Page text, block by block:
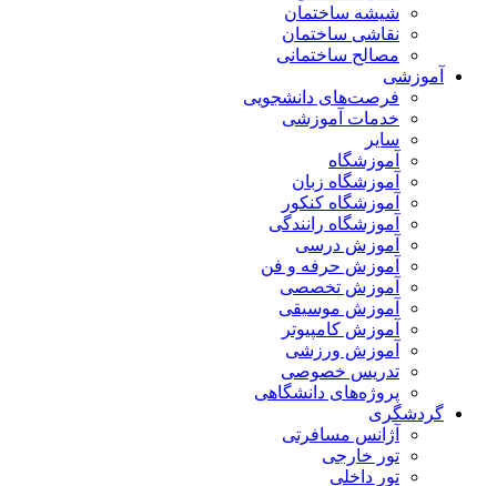
شیشه ساختمان
نقاشی ساختمان
مصالح ساختمانی
آموزشی
فرصت‌های دانشجویی
خدمات آموزشی
سایر
آموزشگاه
آموزشگاه زبان
آموزشگاه کنکور
آموزشگاه رانندگی
آموزش درسی
آموزش حرفه و فن
آموزش تخصصی
آموزش موسیقی
آموزش کامپیوتر
آموزش ورزشی
تدریس خصوصی
پروژه‌های دانشگاهی
گردشگری
آژانس مسافرتی
تور خارجی
تور داخلی